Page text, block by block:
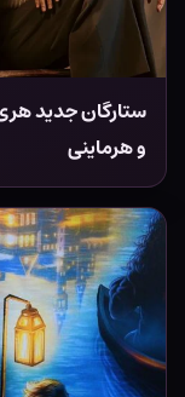
ستارگان جدید
و هرماینی